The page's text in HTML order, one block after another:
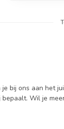
bij ons aan het
Wil je